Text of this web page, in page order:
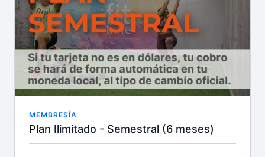
niveles y objetivos, calendario mensual, guías
nutricionales, blog fitness y los coaches más
motivadores
Entrena donde, cuando y cuantas veces quieras,
acceso ilimitado 24/7. Accede desde cualquier
dispositivo
MEMBRESÍA
Plan Ilimitado - Semestral (6 meses)